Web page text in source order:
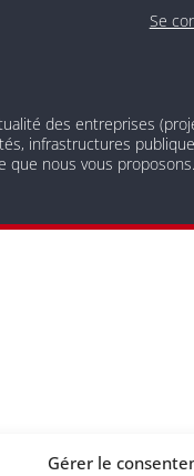
Gérer le
Se
des entreprises
infrastructures
que nous vous proposons.
nos derniers articles de
moment à l’aide des liens